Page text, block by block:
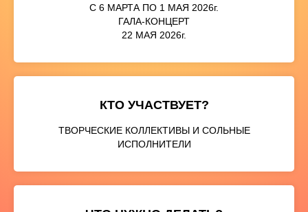
С 6 МАРТА ПО 1 МАЯ 2026г.
ГАЛА-КОНЦЕРТ
22 МАЯ 2026г.
КТО УЧАСТВУЕТ?
ТВОРЧЕСКИЕ КОЛЛЕКТИВЫ И СОЛЬНЫЕ
ИСПОЛНИТЕЛИ